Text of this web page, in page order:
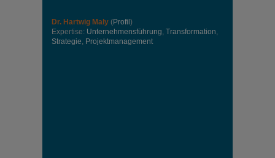
Dr. Hartwig Maly (Profil )
Expertise: Unternehmensführung, Transformation,
Strategie, Projektmanagement